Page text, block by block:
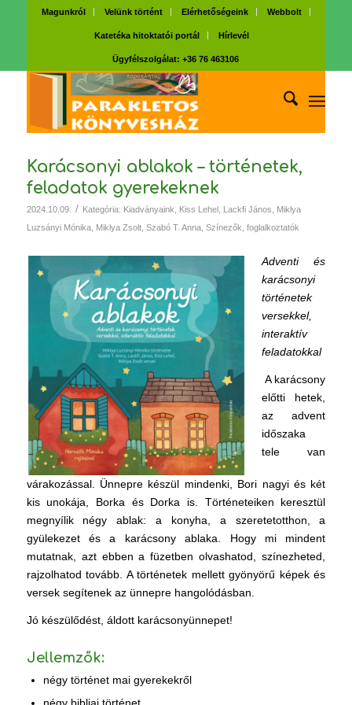
Magunkról Velünk történt Elérhetőségeink Webbolt
Katetéka hitoktatói portál Hírlevél
Ügyfélszolgálat: +36 76 463106
Karácsonyi ablakok – történetek,
feladatok gyerekeknek
2024.10.09. / Kategória: Kiadványaink Kiss Lehel, Lackfi János
Miklya
Luzsányi Mónika, Miklya Zsolt, Szabó T. Anna, Színezők, foglalkoztatók
Adventi és
karácsonyi
történetek
versekkel,
interaktív
feladatokkal
A karácsony
előtti hetek,
az advent
időszaka
tele van
várakozással. Ünnepre készül mindenki, Bori nagyi és két
kis unokája, Borka és Dorka is. Történeteiken keresztül
megnyílik négy ablak: a konyha, a szeretetotthon, a
gyülekezet és a karácsony ablaka. Hogy mi mindent
mutatnak, azt ebben a füzetben olvashatod, színezheted,
rajzolhatod tovább. A történetek mellett gyönyörű képek és
versek segítenek az ünnepre hangolódásban.
Jó készülődést, áldott karácsonyünnepet!
Jellemzők:
négy történet mai gyerekekről
négy bibliai történet